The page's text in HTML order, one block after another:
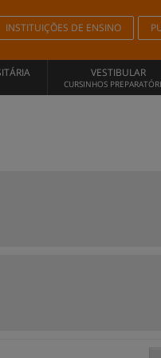
INSTITUIÇÕES DE ENSINO
VESTIBULAR
CURSINHOS